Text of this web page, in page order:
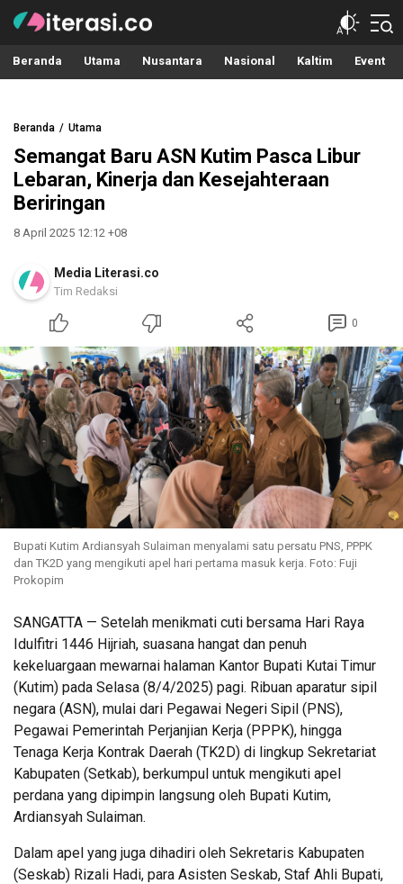
Literasi.co
Pilar Informasi
Beranda Utama Nusantara Nasional Kaltim Event
Beranda Utama
Semangat Baru ASN Kutim Pasca Libur
Lebaran, Kinerja dan Kesejahteraan
Beriringan
8 April 2025 12:12 +08
Media Literasi.co
Tim Redaksi
0
Bupati Kutim Ardiansyah Sulaiman menyalami satu persatu PNS, PPPK
dan TK2D yang mengikuti apel hari pertama masuk kerja. Foto: Fuji
Prokopim
SANGATTA — Setelah menikmati cuti bersama Hari Raya
Idulfitri 1446 Hijriah, suasana hangat dan penuh
kekeluargaan mewarnai halaman Kantor Bupati Kutai Timur
(Kutim) pada Selasa (8/4/2025) pagi. Ribuan aparatur sipil
negara (ASN), mulai dari Pegawai Negeri Sipil (PNS),
Pegawai Pemerintah Perjanjian Kerja (PPPK), hingga
Tenaga Kerja Kontrak Daerah (TK2D) di lingkup Sekretariat
Kabupaten (Setkab), berkumpul untuk mengikuti apel
perdana yang dipimpin langsung oleh Bupati Kutim,
Ardiansyah Sulaiman.
Dalam apel yang juga dihadiri oleh Sekretaris Kabupaten
(Seskab) Rizali Hadi, para Asisten Seskab, Staf Ahli Bupati,